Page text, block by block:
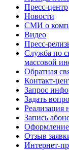
Пресс-центр
Новости
СМИ о
Видео
Пресс-
Служба по
массовой
Обратная
Контакт-
Запрос
Задать
Реализация
Запись
Оформление
Отзыв
Интернет-